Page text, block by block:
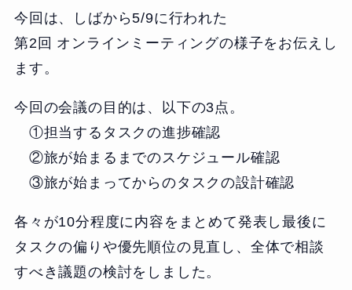
今回は、しばから5/9に行われた
第2回 オンラインミーティングの様子をお伝えし
ます。
今回の会議の目的は、以下の3点。
①担当するタスクの進捗確認
②旅が始まるまでのスケジュール確認
③旅が始まってからのタスクの設計確認
各々が10分程度に内容をまとめて発表し最後に
タスクの偏りや優先順位の見直し、全体で相談
すべき議題の検討をしました。